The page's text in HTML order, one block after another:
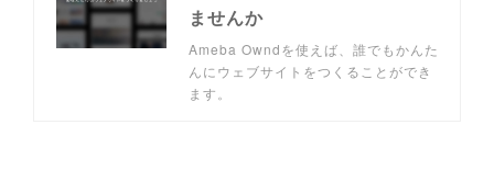
ませんか
Ameba Owndを使えば、誰でもかんた
んにウェブサイトをつくることができ
ます。